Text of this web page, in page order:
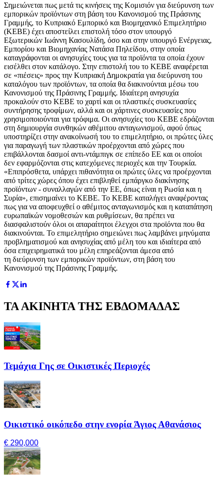
Σημειώνεται πως μετά τις κινήσεις της Κομισιόν για διεύρυνση των
εμπορικών προϊόντων στη βάση του Κανονισμού της Πράσινης
Γραμμής, το Κυπριακό Εμπορικό και Βιομηχανικό Επιμελητήριο
(ΚΕΒΕ) έχει αποστείλει επιστολή τόσο στον υπουργό
Εξωτερικών Ιωάννη Κασουλίδη, όσο και στην υπουργό Ενέργειας,
Εμπορίου και Βιομηχανίας Νατάσα Πηλείδου, στην οποία
καταγράφονται οι ανησυχίες τους για τα προϊόντα τα οποία έχουν
εισέλθει στον κατάλογο. Στην επιστολή του το ΚΕΒΕ αναφέρεται
σε «πιέσεις» προς την Κυπριακή Δημοκρατία για διεύρυνση του
καταλόγου των προϊόντων, τα οποία θα διακινούνται μέσω του
Κανονισμού της Πράσινης Γραμμής. Ιδιαίτερη ανησυχία
προκαλούν στο ΚΕΒΕ το χαρτί και οι πλαστικές συσκευασίες
συντήρησης τροφίμων, αλλά και οι χάρτινες συσκευασίες που
χρησιμοποιούνται για τρόφιμα. Οι ανησυχίες του ΚΕΒΕ εδράζονται
στη δημιουργία συνθηκών αθέμιτου ανταγωνισμού, αφού όπως
υποστηρίζει στην ανακοίνωσή του το επιμελητήριο, οι πρώτες ύλες
για παραγωγή των πλαστικών προέρχονται από χώρες που
επιβάλλονται δασμοί αντι-ντάμπιγκ σε επίπεδο ΕΕ και οι οποίοι
δεν εφαρμόζονται στις κατεχόμενες περιοχές και την Τουρκία.
«Επιπρόσθετα, υπάρχει πιθανότητα οι πρώτες ύλες να προέρχονται
από τρίτες χώρες όπου έχει επιβληθεί εμπάργκο διακίνησης
προϊόντων - συναλλαγών από την ΕΕ, όπως είναι η Ρωσία και η
Συρία», επισημαίνει το ΚΕΒΕ. Το ΚΕΒΕ καταλήγει αναφέροντας
πως για να αποφευχθεί ο αθέμιτος ανταγωνισμός και η καταπάτηση
ευρωπαϊκών νομοθεσιών και ρυθμίσεων, θα πρέπει να
διασφαλιστούν όλοι οι απαραίτητοι έλεγχοι στα προϊόντα που θα
διακινούνται. Το επιμελητήριο σημειώνει πως λαμβάνει μηνύματα
προβληματισμού και ανησυχίας από μέλη του και ιδιαίτερα από
όσα επιχειρηματικά του μέλη επηρεάζονται άμεσα από
τη διεύρυνση των εμπορικών προϊόντων, στη βάση του
Κανονισμού της Πράσινης Γραμμής.
ΤΑ ΑΚΙΝΗΤΑ ΤΗΣ ΕΒΔΟΜΑΔΑΣ
Τεμάχια Γης σε Οικιστικές Περιοχές
Οικιστικό οικόπεδο στην ενορία Άγιος Αθανάσιος
€ 290,000